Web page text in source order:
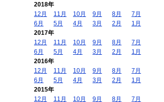
2018年
12月
11月 10月 9月 8月
7月
6月
5月 4月 3月 2月
1月
2017年
12月
11月 10月 9月 8月
7月
6月
5月 4月 3月 2月
1月
2016年
12月
11月 10月 9月 8月
7月
6月
5月 4月 3月 2月
1月
2015年
12月
11月 10月 9月 8月
7月